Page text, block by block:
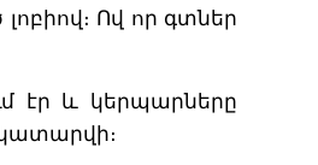
Ով որ գտներ
էր և կերպարները